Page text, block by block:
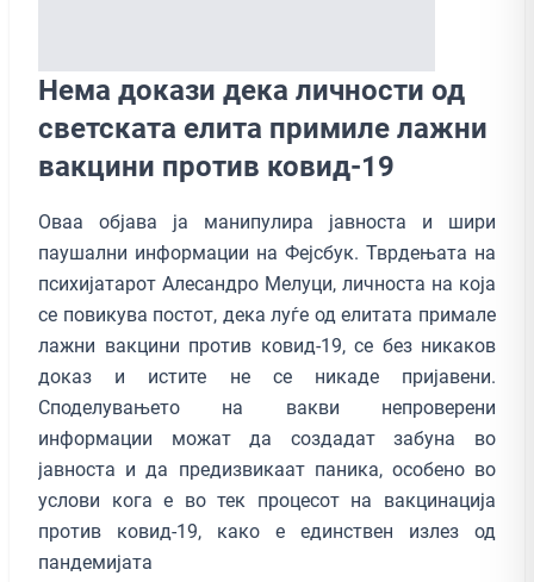
Нема докази дека личности од
светската елита примиле лажни
вакцини против ковид-19
Оваа објава ја манипулира јавноста и шири
паушални информации на Фејсбук. Тврдењата на
психијатарот Алесандро Мелуци, личноста на која
се повикува постот, дека луѓе од елитата примале
лажни вакцини против ковид-19, се без никаков
доказ и истите не се никаде пријавени.
Споделувањето на вакви непроверени
информации можат да создадат забуна во
јавноста и да предизвикаат паника, особено во
услови кога е во тек процесот на вакцинација
против ковид-19, како е единствен излез од
пандемијата